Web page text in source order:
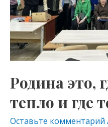
Родина это,
тепло и где
Оставьте комментарий
тебя
ждут…